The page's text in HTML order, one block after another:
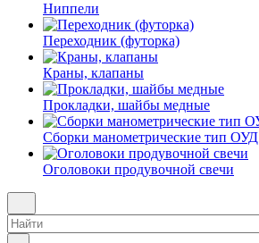
Ниппели
Переходник (футорка)
Краны, клапаны
Прокладки, шайбы медные
Сборки манометрические тип ОУД
Оголовоки продувочной свечи